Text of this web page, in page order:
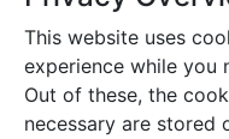
This website uses
experience while you
Out of these, the
necessary are stored